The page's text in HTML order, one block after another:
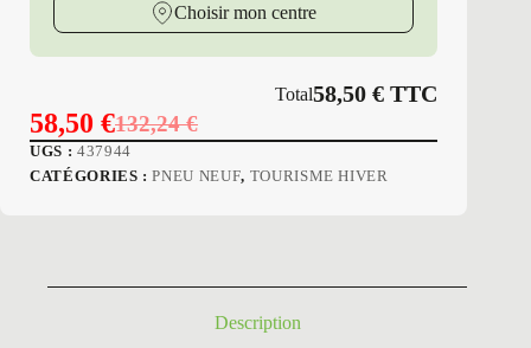
WINTER
Choisir mon centre
Total58,50€ TTC
132,24€
Le
prix
58,50 €Le
prix
UGS : 437944
CATÉGORIES :PNEU NEUF, TOURISME HIVER
Description